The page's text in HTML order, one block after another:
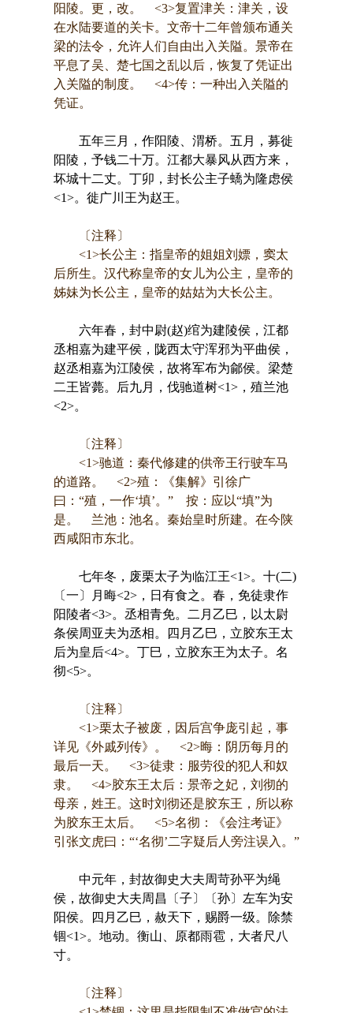
阳陵。更，改。 <3>复置津关：津关，设
在水陆要道的关卡。文帝十二年曾颁布通关
梁的法令，允许人们自由出入关隘。景帝在
平息了吴、楚七国之乱以后，恢复了凭证出
入关隘的制度。 <4>传：一种出入关隘的
凭证。
五年三月，作阳陵、渭桥。五月，募徙
阳陵，予钱二十万。江都大暴风从西方来，
坏城十二丈。丁卯，封长公主子蟜为隆虑侯
<1>。徙广川王为赵王。
〔注释〕
<1>长公主：指皇帝的姐姐刘嫖，窦太
后所生。汉代称皇帝的女儿为公主，皇帝的
姊妹为长公主，皇帝的姑姑为大长公主。
六年春，封中尉(赵)绾为建陵侯，江都
丞相嘉为建平侯，陇西太守浑邪为平曲侯，
赵丞相嘉为江陵侯，故将军布为鄃侯。梁楚
二王皆薨。后九月，伐驰道树<1>，殖兰池
<2>。
〔注释〕
<1>驰道：秦代修建的供帝王行驶车马
的道路。 <2>殖：《集解》引徐广
曰：“殖，一作‘填’。” 按：应以“填”为
是。 兰池：池名。秦始皇时所建。在今陕
西咸阳市东北。
七年冬，废栗太子为临江王<1>。十(二)
〔一〕月晦<2>，日有食之。春，免徒隶作
阳陵者<3>。丞相青免。二月乙巳，以太尉
条侯周亚夫为丞相。四月乙巳，立胶东王太
后为皇后<4>。丁巳，立胶东王为太子。名
彻<5>。
〔注释〕
<1>栗太子被废，因后宫争庞引起，事
详见《外戚列传》。 <2>晦：阴历每月的
最后一天。 <3>徒隶：服劳役的犯人和奴
隶。 <4>胶东王太后：景帝之妃，刘彻的
母亲，姓王。这时刘彻还是胶东王，所以称
为胶东王太后。 <5>名彻：《会注考证》
引张文虎曰：“‘名彻’二字疑后人旁注误入。”
中元年，封故御史大夫周苛孙平为绳
侯，故御史大夫周昌〔子〕〔孙〕左车为安
阳侯。四月乙巳，赦天下，赐爵一级。除禁
锢<1>。地动。衡山、原都雨雹，大者尺八
寸。
〔注释〕